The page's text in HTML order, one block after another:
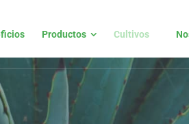
Productos Cultivos